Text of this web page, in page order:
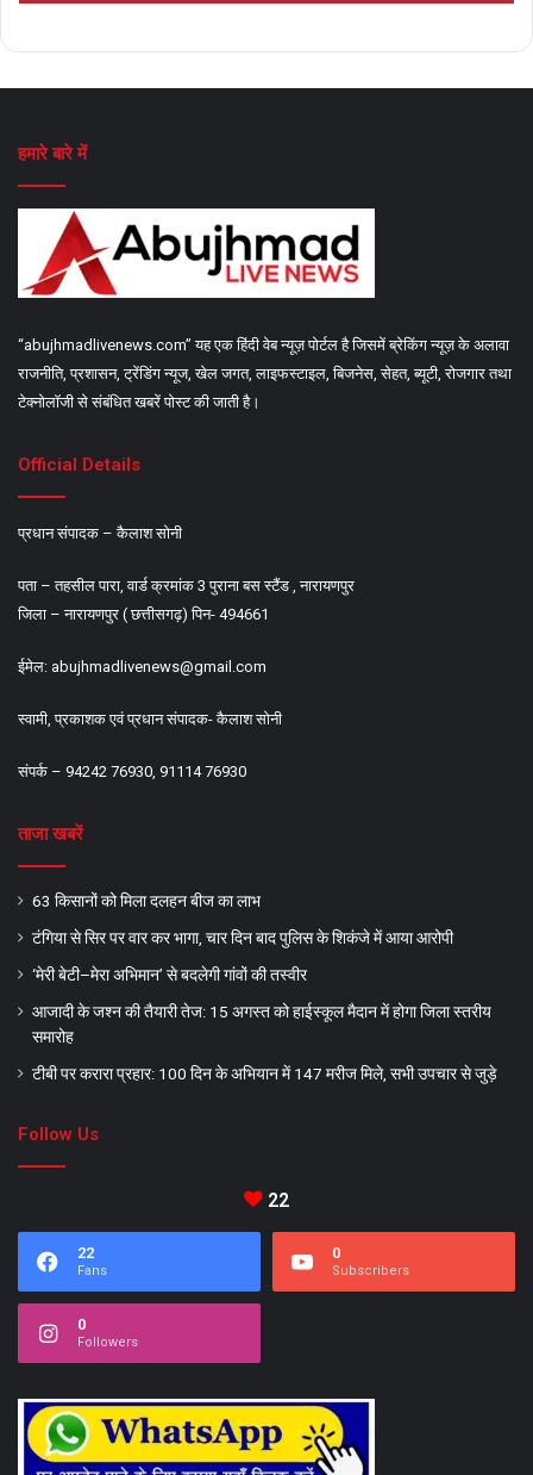
हमारे बारे में
“abujhmadlivenews.com” यह एक हिंदी वेब न्यूज़ पोर्टल है जिसमें ब्रेकिंग न्यूज़ के अलावा
राजनीति, प्रशासन, ट्रेंडिंग न्यूज, खेल जगत, लाइफस्टाइल, बिजनेस, सेहत, ब्यूटी, रोजगार तथा
टेक्नोलॉजी से संबंधित खबरें पोस्ट की जाती है।
Official Details
प्रधान संपादक – कैलाश सोनी
पता – तहसील पारा, वार्ड क्रमांक 3 पुराना बस स्टैंड , नारायणपुर
जिला – नारायणपुर ( छत्तीसगढ़) पिन- 494661
ईमेल: abujhmadlivenews@gmail.com
स्वामी, प्रकाशक एवं प्रधान संपादक- कैलाश सोनी
संपर्क – 94242 76930, 91114 76930
ताजा खबरें
63 किसानों को मिला दलहन बीज का लाभ
टंगिया से सिर पर वार कर भागा, चार दिन बाद पुलिस के शिकंजे में आया आरोपी
‘मेरी बेटी–मेरा अभिमान’ से बदलेगी गांवों की तस्वीर
आजादी के जश्न की तैयारी तेज: 15 अगस्त को हाईस्कूल मैदान में होगा जिला स्तरीय
समारोह
टीबी पर करारा प्रहार: 100 दिन के अभियान में 147 मरीज मिले, सभी उपचार से जुड़े
Follow Us
22
22
Fans
0
Subscribers
0
Followers